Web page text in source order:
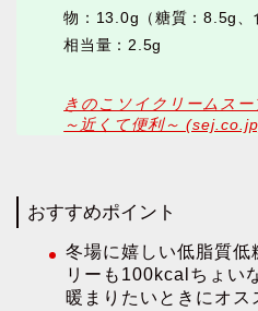
物：13.0g（糖質：8.5g、
相当量：2.5g
きのこソイクリームス
～近くて便利～
おすすめポイント
冬場に嬉しい低脂質低
リーも100kcalちょい
暖まりたいときにオス